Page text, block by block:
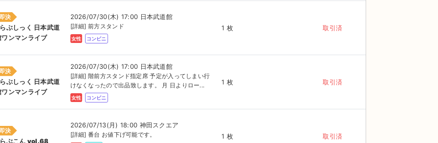
決
ぶしっく 日本武道
ワンマンライブ
2026/07/30(木) 17:00 日本武道館
[詳細] 前方スタンド
女性 コンビニ
1 枚 取引済
決
ぶしっく 日本武道
ワンマンライブ
2026/07/30(木) 17:00 日本武道館
[詳細] 階前方スタンド指定席 予定が入ってしまい行
けなくなったので出品致します。 月 日よりロー...
女性 コンビニ
1 枚 取引済
決
ぶこん vol.68
2026/07/13(月) 18:00 神田スクエア
[詳細] 番台 お値下げ可能です。 1 枚 取引済